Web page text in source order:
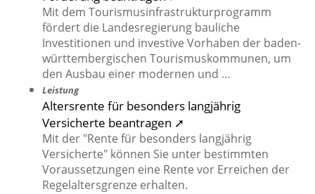
Mit dem Tourismusinfrastrukturprogramm
fördert die Landesregierung bauliche
Investitionen und investive Vorhaben der baden-
württembergischen Tourismuskommunen, um
den Ausbau einer modernen und …
Leistung
Altersrente für besonders langjährig
Versicherte beantragen ➚
Mit der "Rente für besonders langjährig
Versicherte" können Sie unter bestimmten
Voraussetzungen eine Rente vor Erreichen der
Regelaltersgrenze erhalten.